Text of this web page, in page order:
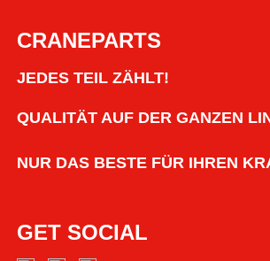
CRANEPARTS
JEDES TEIL ZÄHLT!
QUALITÄT AUF DER GANZEN
NUR DAS BESTE FÜR IHREN
GET SOCIAL